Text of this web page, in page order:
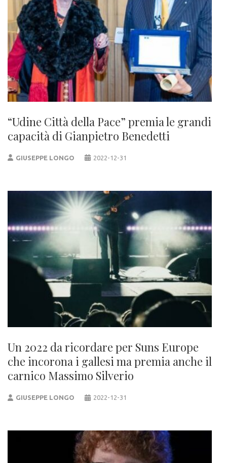
“Udine Città della Pace” premia le grandi
capacità di Gianpietro Benedetti
GIUSEPPE LONGO 2022-12-31
Un 2022 da ricordare per Suns Europe
che incorona i gallesi ma premia anche il
carnico Massimo Silverio
GIUSEPPE LONGO 2022-12-31